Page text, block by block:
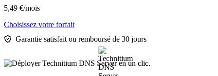
5,49 €/mois
Choisissez votre forfait
Garantie satisfait ou remboursé de 30 jours